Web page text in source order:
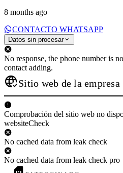
8 months ago
CONTACTO WHATSAPP
Datos sin procesar
No response, the phone number is
contact adding.
Sitio web de la empresa
Comprobación del sitio web no
websiteCheck
No cached data from leak check
No cached data from leak check pro